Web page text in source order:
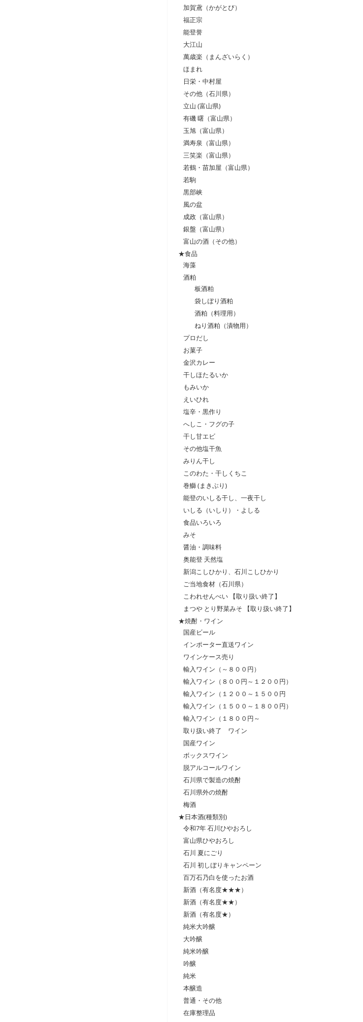
加賀鳶（かがとび）
福正宗
能登誉
大江山
萬歳楽（まんざいらく）
ほまれ
日栄・中村屋
その他（石川県）
立山 (富山県)
有磯 曙（富山県）
玉旭（富山県）
満寿泉（富山県）
三笑楽（富山県）
若鶴・苗加屋（富山県）
若駒
黒部峡
風の盆
成政（富山県）
銀盤（富山県）
富山の酒（その他）
★食品
海藻
酒粕
板酒粕
袋しぼり酒粕
酒粕（料理用）
ねり酒粕（漬物用）
プロだし
お菓子
金沢カレー
干しほたるいか
もみいか
えいひれ
塩辛・黒作り
へしこ・フグの子
干し甘エビ
その他塩干魚
みりん干し
このわた・干しくちこ
巻鰤 (まきぶり)
能登のいしる干し、一夜干し
いしる（いしり）・よしる
食品いろいろ
みそ
醤油・調味料
奥能登 天然塩
新潟こしひかり、石川こしひかり
ご当地食材（石川県）
こわれせんべい 【取り扱い終了】
まつや とり野菜みそ 【取り扱い終了】
★焼酎・ワイン
国産ビール
インポーター直送ワイン
ワインケース売り
輸入ワイン（～８００円）
輸入ワイン（８００円～１２００円）
輸入ワイン（１２００～１５００円
輸入ワイン（１５００～１８００円）
輸入ワイン（１８００円～
取り扱い終了 ワイン
国産ワイン
ボックスワイン
脱アルコールワイン
石川県で製造の焼酎
石川県外の焼酎
梅酒
★日本酒(種類別)
令和7年 石川ひやおろし
富山県ひやおろし
石川 夏にごり
石川 初しぼりキャンペーン
百万石乃白を使ったお酒
新酒（有名度★★★）
新酒（有名度★★）
新酒（有名度★）
純米大吟醸
大吟醸
純米吟醸
吟醸
純米
本醸造
普通・その他
在庫整理品